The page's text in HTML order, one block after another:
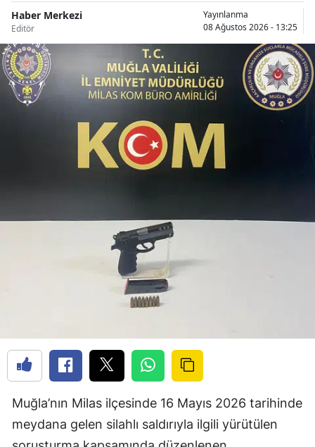
Haber Merkezi
Editör
Yayınlanma
08 Ağustos 2026 - 13:25
Muğla’nın Milas ilçesinde 16 Mayıs 2026 tarihinde
meydana gelen silahlı saldırıyla ilgili yürütülen